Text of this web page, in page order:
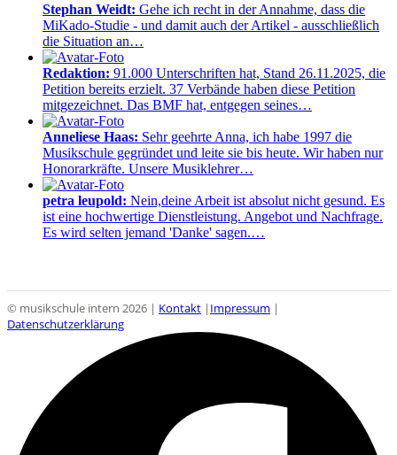
Stephan Weidt: Gehe ich recht in der Annahme, dass die
MiKado-Studie - und damit auch der Artikel - ausschließlich
die Situation an…
Redaktion: 91.000 Unterschriften hat, Stand 26.11.2025, die
Petition bereits erzielt. 37 Verbände haben diese Petition
mitgezeichnet. Das BMF hat, entgegen seines…
Anneliese Haas: Sehr geehrte Anna, ich habe 1997 die
Musikschule gegründet und leite sie bis heute. Wir haben nur
Honorarkräfte. Unsere Musiklehrer…
petra leupold: Nein,deine Arbeit ist absolut nicht gesund. Es
ist eine hochwertige Dienstleistung. Angebot und Nachfrage.
Es wird selten jemand 'Danke' sagen.…
© musikschule intern 2026 | Kontakt | Impressum |
Datenschutzerklärung